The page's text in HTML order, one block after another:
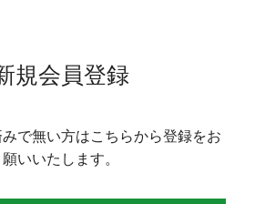
規会員登録
で無い方はこちらから登録をお
願いいたします。